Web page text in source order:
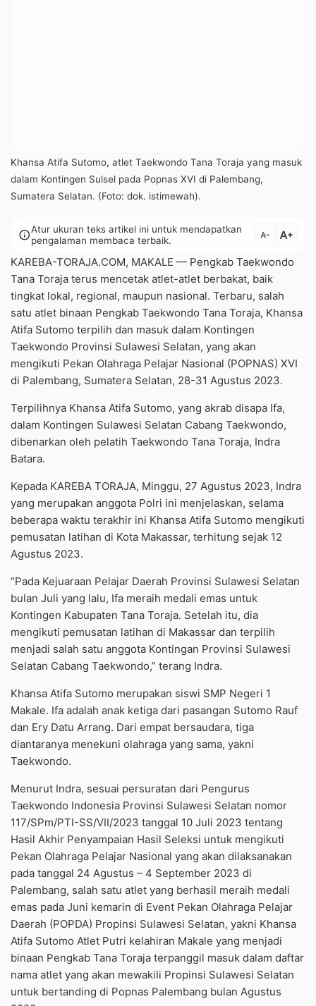
Khansa Atifa Sutomo, atlet Taekwondo Tana Toraja yang masuk
dalam Kontingen Sulsel pada Popnas XVI di Palembang,
Sumatera Selatan. (Foto: dok. istimewah).
infoAtur ukuran teks artikel ini untuk mendapatkan
pengalaman membaca terbaik.
text_decrease text_increase
KAREBA-TORAJA.COM, MAKALE — Pengkab Taekwondo
Tana Toraja terus mencetak atlet-atlet berbakat, baik
tingkat lokal, regional, maupun nasional. Terbaru, salah
satu atlet binaan Pengkab Taekwondo Tana Toraja, Khansa
Atifa Sutomo terpilih dan masuk dalam Kontingen
Taekwondo Provinsi Sulawesi Selatan, yang akan
mengikuti Pekan Olahraga Pelajar Nasional (POPNAS) XVI
di Palembang, Sumatera Selatan, 28-31 Agustus 2023.
Terpilihnya Khansa Atifa Sutomo, yang akrab disapa Ifa,
dalam Kontingen Sulawesi Selatan Cabang Taekwondo,
dibenarkan oleh pelatih Taekwondo Tana Toraja, Indra
Batara.
Kepada KAREBA TORAJA, Minggu, 27 Agustus 2023, Indra
yang merupakan anggota Polri ini menjelaskan, selama
beberapa waktu terakhir ini Khansa Atifa Sutomo mengikuti
pemusatan latihan di Kota Makassar, terhitung sejak 12
Agustus 2023.
“Pada Kejuaraan Pelajar Daerah Provinsi Sulawesi Selatan
bulan Juli yang lalu, Ifa meraih medali emas untuk
Kontingen Kabupaten Tana Toraja. Setelah itu, dia
mengikuti pemusatan latihan di Makassar dan terpilih
menjadi salah satu anggota Kontingan Provinsi Sulawesi
Selatan Cabang Taekwondo,” terang Indra.
Khansa Atifa Sutomo merupakan siswi SMP Negeri 1
Makale. Ifa adalah anak ketiga dari pasangan Sutomo Rauf
dan Ery Datu Arrang. Dari empat bersaudara, tiga
diantaranya menekuni olahraga yang sama, yakni
Taekwondo.
Menurut Indra, sesuai persuratan dari Pengurus
Taekwondo Indonesia Provinsi Sulawesi Selatan nomor
117/SPm/PTI-SS/VII/2023 tanggal 10 Juli 2023 tentang
Hasil Akhir Penyampaian Hasil Seleksi untuk mengikuti
Pekan Olahraga Pelajar Nasional yang akan dilaksanakan
pada tanggal 24 Agustus – 4 September 2023 di
Palembang, salah satu atlet yang berhasil meraih medali
emas pada Juni kemarin di Event Pekan Olahraga Pelajar
Daerah (POPDA) Propinsi Sulawesi Selatan, yakni Khansa
Atifa Sutomo Atlet Putri kelahiran Makale yang menjadi
binaan Pengkab Tana Toraja terpanggil masuk dalam daftar
nama atlet yang akan mewakili Propinsi Sulawesi Selatan
untuk bertanding di Popnas Palembang bulan Agustus